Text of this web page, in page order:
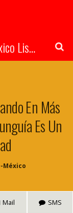
Mexico Listings - Search Mexico Listings Online
En Más
Es Un
México
Mail SMS